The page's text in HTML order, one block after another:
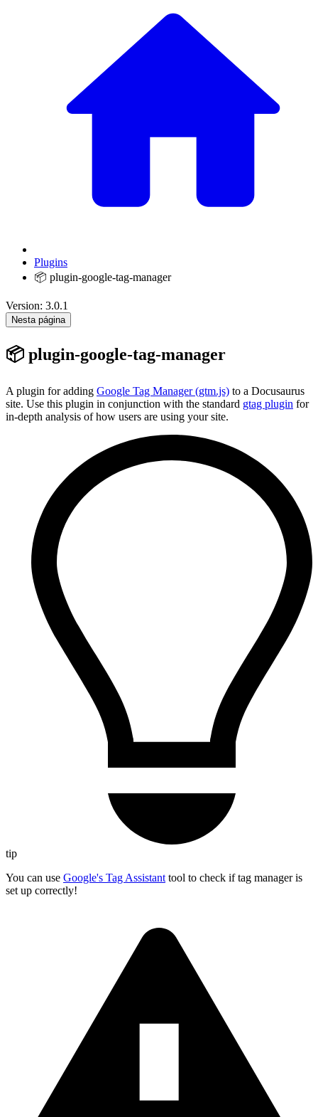
Plugins
📦 plugin-google-tag-manager
Version: 3.0.1
Nesta página
📦 plugin-google-tag-manager
A plugin for adding Google Tag Manager (gtm.js) to a Docusaurus
site. Use this plugin in conjunction with the standard gtag plugin for
in-depth analysis of how users are using your site.
tip
You can use Google's Tag Assistant tool to check if tag manager is
set up correctly!